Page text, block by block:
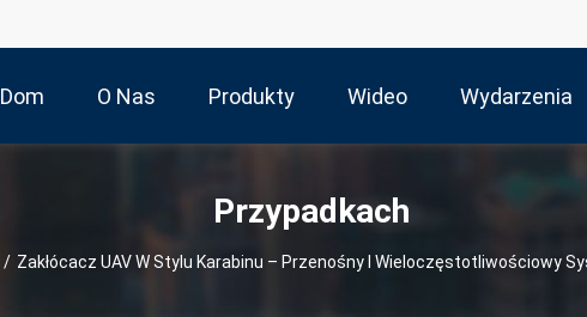
Dom O Nas Produkty Wideo Wydarzenia
Przypadkach
/ Zakłócacz UAV W Stylu Karabinu – Przenośny I Wieloczęstotliwościowy